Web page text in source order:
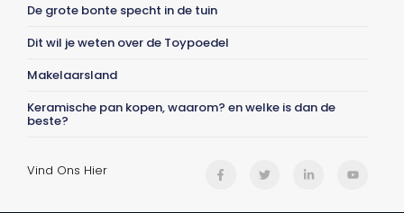
De grote bonte specht in de tuin
Dit wil je weten over de Toypoedel
Makelaarsland
Keramische pan kopen, waarom? en welke is dan de
beste?
Vind Ons Hier